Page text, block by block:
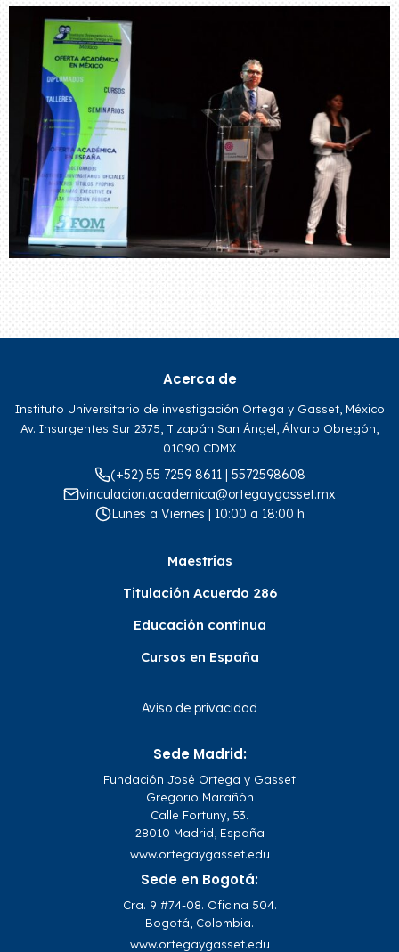
Acerca de
Instituto Universitario de investigación Ortega y Gasset, México
Av. Insurgentes Sur 2375, Tizapán San Ángel, Álvaro Obregón,
01090 CDMX
(+52) 55 7259 8611 | 5572598608
vinculacion.academica@ortegaygasset.mx
Lunes a Viernes | 10:00 a 18:00 h
Maestrías
Titulación Acuerdo 286
Educación continua
Cursos en España
Aviso de privacidad
Sede Madrid:
Fundación José Ortega y Gasset
Gregorio Marañón
Calle Fortuny, 53.
28010 Madrid, España
www.ortegaygasset.edu
Sede en Bogotá:
Cra. 9 #74-08. Oficina 504.
Bogotá, Colombia.
www.ortegaygasset.edu